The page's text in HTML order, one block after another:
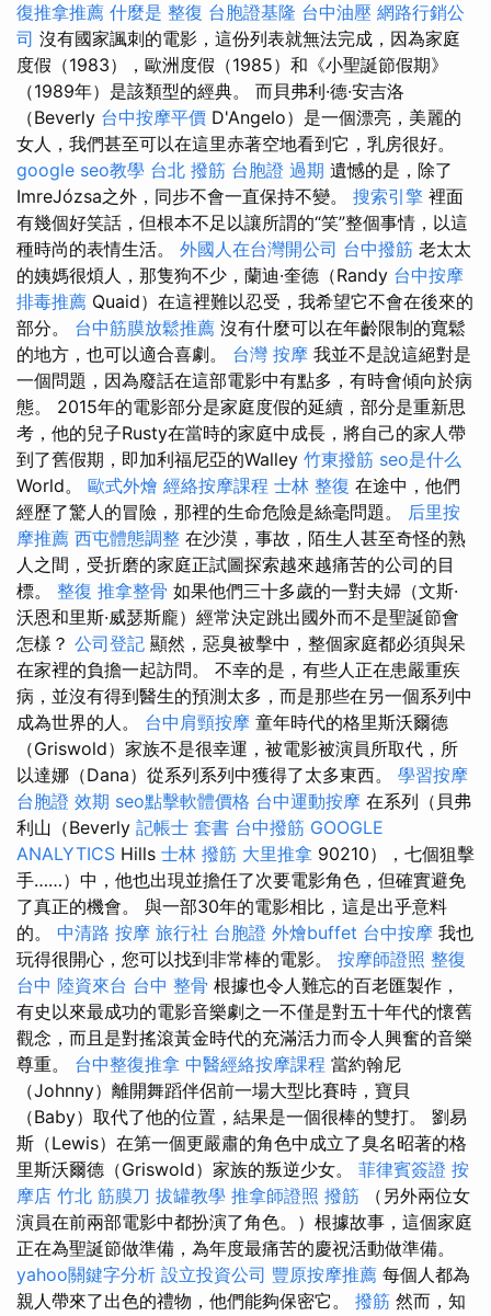
復推拿推薦 什麼是 整復 台胞證基隆 台中油壓 網路行銷公
司 沒有國家諷刺的電影，這份列表就無法完成，因為家庭
度假（1983），歐洲度假（1985）和《小聖誕節假期》
（1989年）是該類型的經典。 而貝弗利·德·安吉洛
（Beverly 台中按摩平價 D'Angelo）是一個漂亮，美麗的
女人，我們甚至可以在這里赤著空地看到它，乳房很好。
google seo教學 台北 撥筋 台胞證 過期 遺憾的是，除了
ImreJózsa之外，同步不會一直保持不變。 搜索引擎 裡面
有幾個好笑話，但根本不足以讓所謂的“笑”整個事情，以這
種時尚的表情生活。 外國人在台灣開公司 台中撥筋 老太太
的姨媽很煩人，那隻狗不少，蘭迪·奎德（Randy 台中按摩
排毒推薦 Quaid）在這裡難以忍受，我希望它不會在後來的
部分。 台中筋膜放鬆推薦 沒有什麼可以在年齡限制的寬鬆
的地方，也可以適合喜劇。 台灣 按摩 我並不是說這絕對是
一個問題，因為廢話在這部電影中有點多，有時會傾向於病
態。 2015年的電影部分是家庭度假的延續，部分是重新思
考，他的兒子Rusty在當時的家庭中成長，將自己的家人帶
到了舊假期，即加利福尼亞的Walley 竹東撥筋 seo是什么
World。 歐式外燴 經絡按摩課程 士林 整復 在途中，他們
經歷了驚人的冒險，那裡的生命危險是絲毫問題。 后里按
摩推薦 西屯體態調整 在沙漠，事故，陌生人甚至奇怪的熟
人之間，受折磨的家庭正試圖探索越來越痛苦的公司的目
標。 整復 推拿整骨 如果他們三十多歲的一對夫婦（文斯·
沃恩和里斯·威瑟斯龐）經常決定跳出國外而不是聖誕節會
怎樣？ 公司登記 顯然，惡臭被擊中，整個家庭都必須與呆
在家裡的負擔一起訪問。 不幸的是，有些人正在患嚴重疾
病，並沒有得到醫生的預測太多，而是那些在另一個系列中
成為世界的人。 台中肩頸按摩 童年時代的格里斯沃爾德
（Griswold）家族不是很幸運，被電影被演員所取代，所
以達娜（Dana）從系列系列中獲得了太多東西。 學習按摩
台胞證 效期 seo點擊軟體價格 台中運動按摩 在系列（貝弗
利山（Beverly 記帳士 套書 台中撥筋 GOOGLE
ANALYTICS Hills 士林 撥筋 大里推拿 90210），七個狙擊
手……）中，他也出現並擔任了次要電影角色，但確實避免
了真正的機會。 與一部30年的電影相比，這是出乎意料
的。 中清路 按摩 旅行社 台胞證 外燴buffet 台中按摩 我也
玩得很開心，您可以找到非常棒的電影。 按摩師證照 整復
台中 陸資來台 台中 整骨 根據也令人難忘的百老匯製作，
有史以來最成功的電影音樂劇之一不僅是對五十年代的懷舊
觀念，而且是對搖滾黃金時代的充滿活力而令人興奮的音樂
尊重。 台中整復推拿 中醫經絡按摩課程 當約翰尼
（Johnny）離開舞蹈伴侶前一場大型比賽時，寶貝
（Baby）取代了他的位置，結果是一個很棒的雙打。 劉易
斯（Lewis）在第一個更嚴肅的角色中成立了臭名昭著的格
里斯沃爾德（Griswold）家族的叛逆少女。 菲律賓簽證 按
摩店 竹北 筋膜刀 拔罐教學 推拿師證照 撥筋 （另外兩位女
演員在前兩部電影中都扮演了角色。）根據故事，這個家庭
正在為聖誕節做準備，為年度最痛苦的慶祝活動做準備。
yahoo關鍵字分析 設立投資公司 豐原按摩推薦 每個人都為
親人帶來了出色的禮物，他們能夠保密它。 撥筋 然而，知